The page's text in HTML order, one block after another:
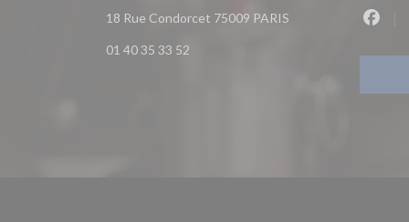
18 Rue Condorcet 75009 PARIS((apre una nuova
01 40 35 33 52